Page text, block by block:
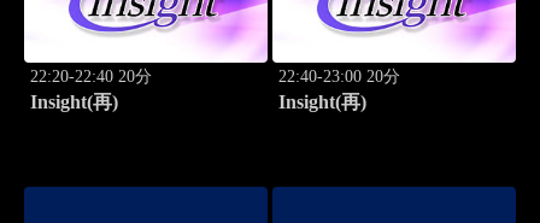
22:20-22:40 20分
Insight(再)
22:40-23:00 20分
Insight(再)